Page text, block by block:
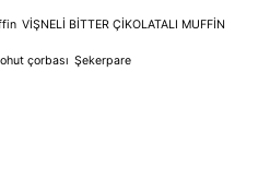
VİŞNELİ BİTTER ÇİKOLATALI MUFFİN
çorbası Şekerpare